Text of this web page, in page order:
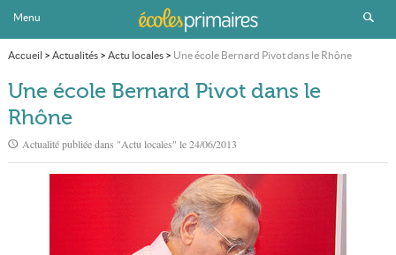
Menu
Accueil > Actualités> Actu locales> Une école Bernard Pivot dans le Rhône
Une école Bernard Pivot dans le
Rhône
Actualité publiée dans "Actu locales" le24/06/2013